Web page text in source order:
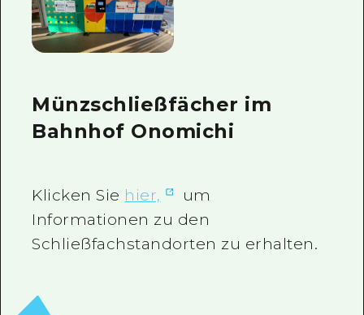
Münzschließfächer im
Bahnhof Onomichi
Klicken Sie hier,
um
Informationen zu den
Schließfachstandorten zu erhalten.